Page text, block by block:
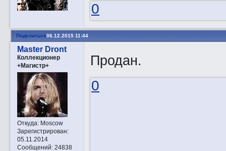
0
Поделиться06.12.2015 11:44
Master Dront
Коллекционер
+Магистр+
Откуда:Moscow
Зарегистрирован:
05.11.2014
Сообщений:24838
Продан.
0